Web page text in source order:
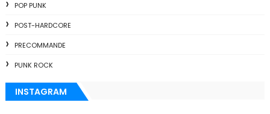
POP PUNK
POST-HARDCORE
PRECOMMANDE
PUNK ROCK
INSTAGRAM